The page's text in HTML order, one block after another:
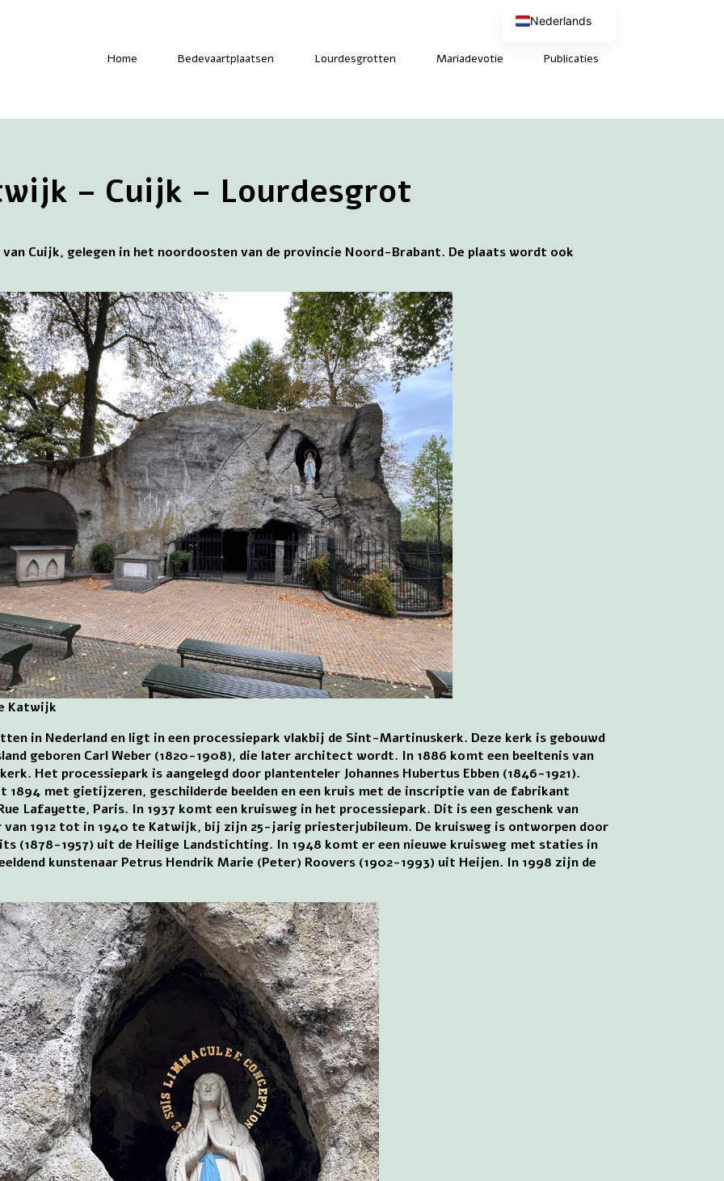
Home Bedevaartplaatsen Lourdesgrotten Mariadevotie Publicaties
– Cuijk – Lourdesgrot
Cuijk, gelegen in het noordoosten van de provincie Noord-Brabant. De plaats wordt ook
Katwijk
in Nederland en ligt in een processiepark vlakbij de Sint-Martinuskerk. Deze kerk is gebouwd
geboren Carl Weber (1820-1908), die later architect wordt. In 1886 komt een beeltenis van
Het processiepark is aangelegd door plantenteler Johannes Hubertus Ebben (1846-1921).
1894 met gietijzeren, geschilderde beelden en een kruis met de inscriptie van de fabrikant
Lafayette, Paris. In 1937 komt een kruisweg in het processiepark. Dit is een geschenk van
van 1912 tot in 1940 te Katwijk, bij zijn 25-jarig priesterjubileum. De kruisweg is ontworpen door
(1878-1957) uit de Heilige Landstichting. In 1948 komt er een nieuwe kruisweg met staties in
kunstenaar Petrus Hendrik Marie (Peter) Roovers (1902-1993) uit Heijen. In 1998 zijn de
Nederlands
Deutsch